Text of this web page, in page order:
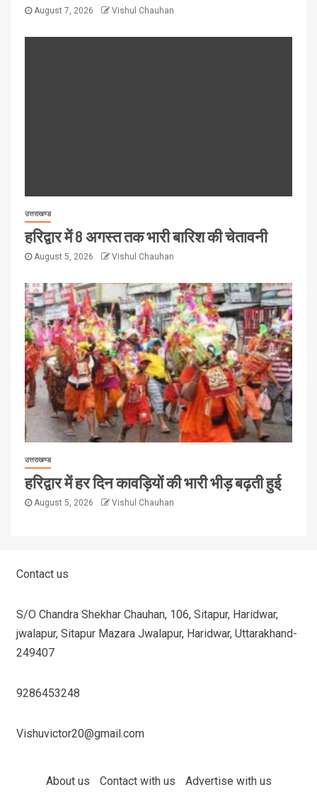
August 7, 2026 Vishul Chauhan
उत्तराखण्ड
हरिद्वार में 8 अगस्त तक भारी बारिश की चेतावनी
August 5, 2026 Vishul Chauhan
उत्तराखण्ड
हरिद्वार में हर दिन कावड़ियों की भारी भीड़ बढ़ती हुई
August 5, 2026 Vishul Chauhan
Contact us
S/O Chandra Shekhar Chauhan, 106, Sitapur, Haridwar,
jwalapur, Sitapur Mazara Jwalapur, Haridwar, Uttarakhand-
249407
9286453248
Vishuvictor20@gmail.com
About us Contact with us Advertise with us